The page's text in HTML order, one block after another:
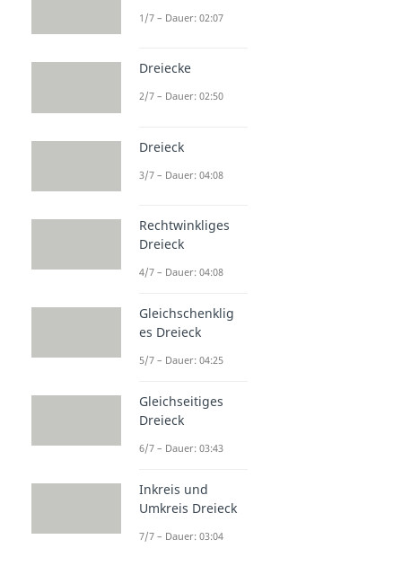
1/7 – Dauer: 02:07
Dreiecke
2/7 – Dauer: 02:50
Dreieck
3/7 – Dauer: 04:08
Rechtwinkliges
Dreieck
4/7 – Dauer: 04:08
Gleichschenklig
es Dreieck
5/7 – Dauer: 04:25
Gleichseitiges
Dreieck
6/7 – Dauer: 03:43
Inkreis und
Umkreis Dreieck
7/7 – Dauer: 03:04